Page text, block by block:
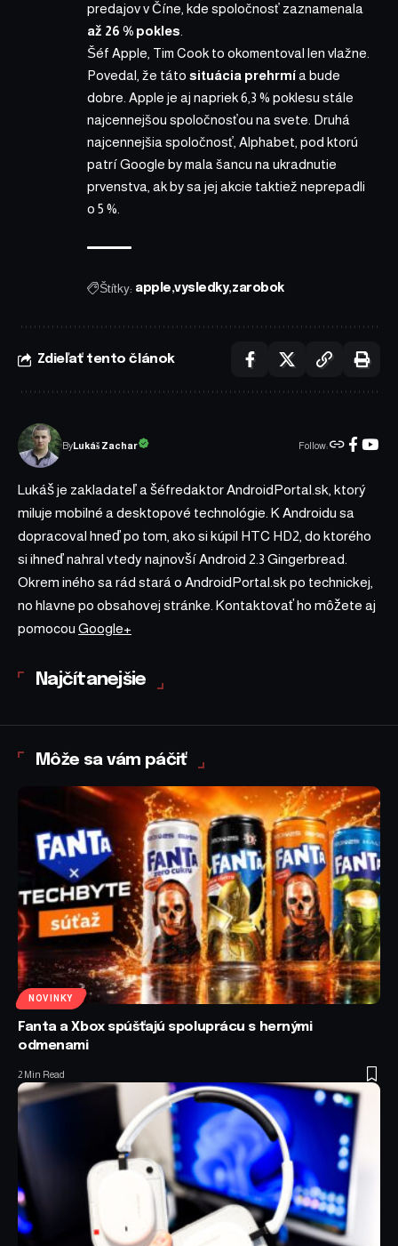
predajov v Číne, kde spoločnosť zaznamenala
až 26 % pokles
Šéf Apple, Tim Cook to okomentoval len vlažne.
Povedal, že táto situácia prehrmía bude
dobre. Apple je aj napriek 6,3 % poklesu stále
najcennejšou spoločnosťou na svete. Druhá
najcennejšia spoločnosť, Alphabet, pod ktorú
patrí Google by mala šancu na ukradnutie
prvenstva, ak by sa jej akcie taktiež neprepadli
o 5 %.
Štítky: apple vysledky zarobok
Zdieľať tento článok
ByLukáš Zachar Follow:
Lukáš je zakladateľ a šéfredaktor AndroidPortal.sk, ktorý
miluje mobilné a desktopové technológie. K Androidu sa
dopracoval hneď po tom, ako si kúpil HTC HD2, do ktorého
si ihneď nahral vtedy najnovší Android 2.3 Gingerbread.
Okrem iného sa rád stará o AndroidPortal.sk po technickej,
no hlavne po obsahovej stránke. Kontaktovať ho môžete aj
pomocou Google+
Najčítanejšie
Môže sa vám páčiť
NOVINKY
Fanta a Xbox spúšťajú spoluprácu s hernými
odmenami
2 Min Read